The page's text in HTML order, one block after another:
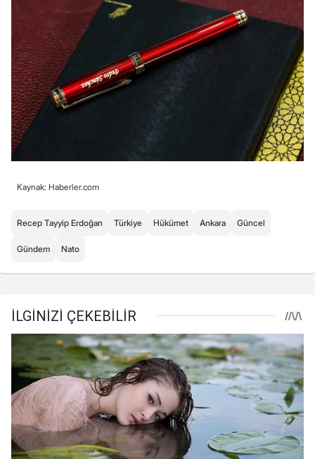
Kaynak: Haberler.com
Recep Tayyip Erdoğan Türkiye Hükümet Ankara Güncel
Gündem Nato